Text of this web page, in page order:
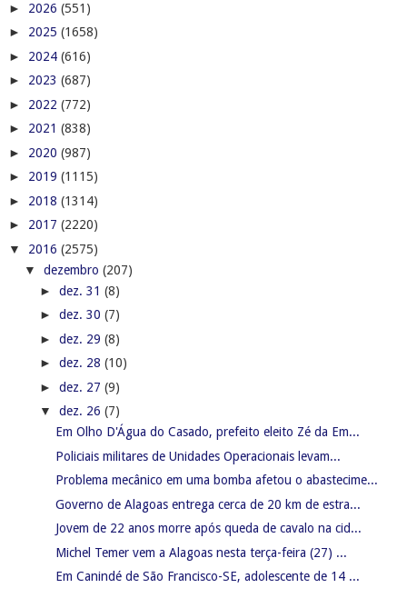
► 2026 (551)
► 2025 (1658)
► 2024 (616)
► 2023 (687)
► 2022 (772)
► 2021 (838)
► 2020 (987)
► 2019 (1115)
► 2018 (1314)
► 2017 (2220)
▼ 2016 (2575)
▼ dezembro (207)
► dez. 31 (8)
► dez. 30 (7)
► dez. 29 (8)
► dez. 28 (10)
► dez. 27 (9)
▼ dez. 26 (7)
Em Olho D'Água do Casado, prefeito eleito Zé da Em...
Policiais militares de Unidades Operacionais levam...
Problema mecânico em uma bomba afetou o abastecime...
Governo de Alagoas entrega cerca de 20 km de estra...
Jovem de 22 anos morre após queda de cavalo na cid...
Michel Temer vem a Alagoas nesta terça-feira (27) ...
Em Canindé de São Francisco-SE, adolescente de 14 ...